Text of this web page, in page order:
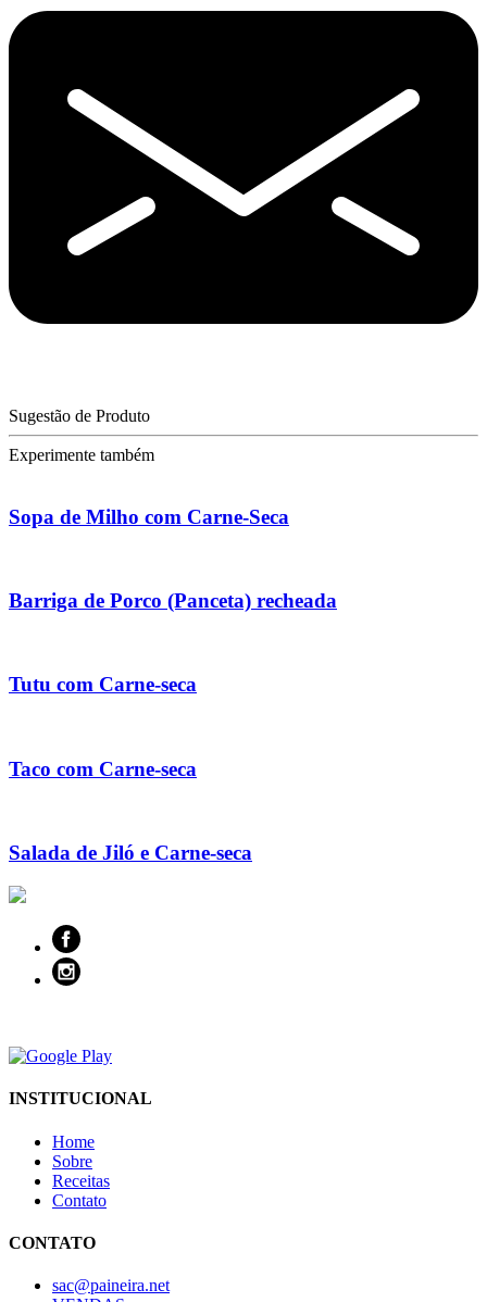
Sugestão de Produto
Experimente também
Sopa de Milho com Carne-Seca
Barriga de Porco (Panceta) recheada
Tutu com Carne-seca
Taco com Carne-seca
Salada de Jiló e Carne-seca
INSTITUCIONAL
Home
Sobre
Receitas
Contato
CONTATO
sac@paineira.net